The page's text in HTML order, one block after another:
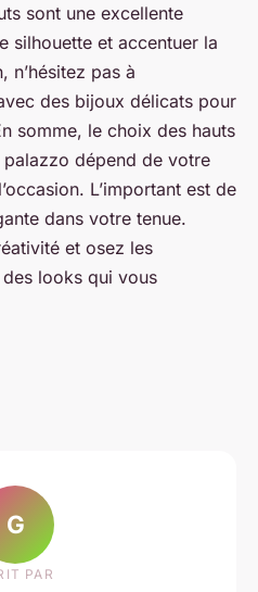
sont une excellente
silhouette et accentuer la
n’hésitez pas à
des bijoux délicats pour
somme, le choix des hauts
dépend de votre
L’important est de
dans votre tenue.
et osez les
looks qui vous
G
PAR